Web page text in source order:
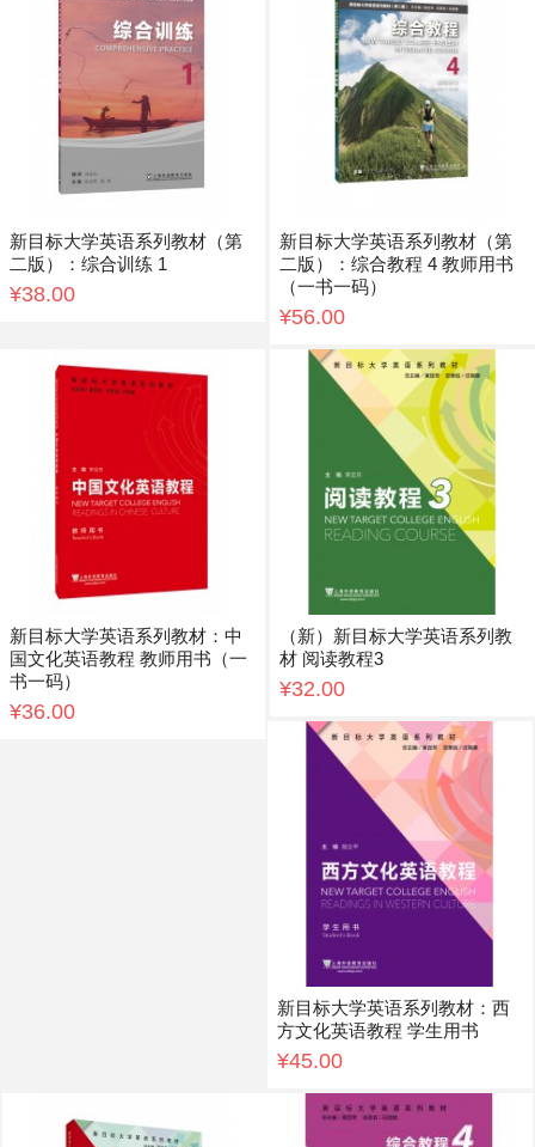
新目标大学英语系列教材（第
二版）：综合训练 1
¥38.00
新目标大学英语系列教材（第
二版）：综合教程 4 教师用书
（一书一码）
¥56.00
新目标大学英语系列教材：中
国文化英语教程 教师用书（一
书一码）
¥36.00
（新）新目标大学英语系列教
材 阅读教程3
¥32.00
新目标大学英语系列教材：西
方文化英语教程 学生用书
¥45.00